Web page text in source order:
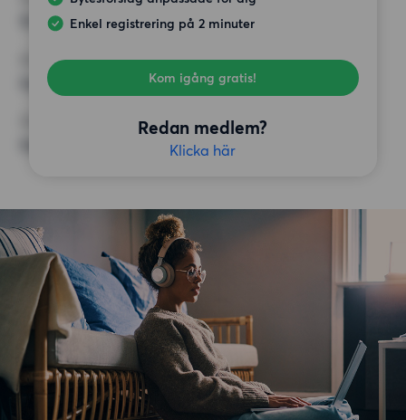
Enkel registrering på 2 minuter
Kom igång gratis!
Redan medlem?
Klicka här
10 000 kr
Inga speciella krav
ÖVRIGA PREFERENSER
Inga speciella preferenser